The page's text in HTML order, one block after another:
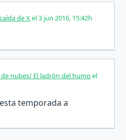
de Xel 3 jun 2016, 15:42h
nubes/ El ladrón del humo el
temporada a